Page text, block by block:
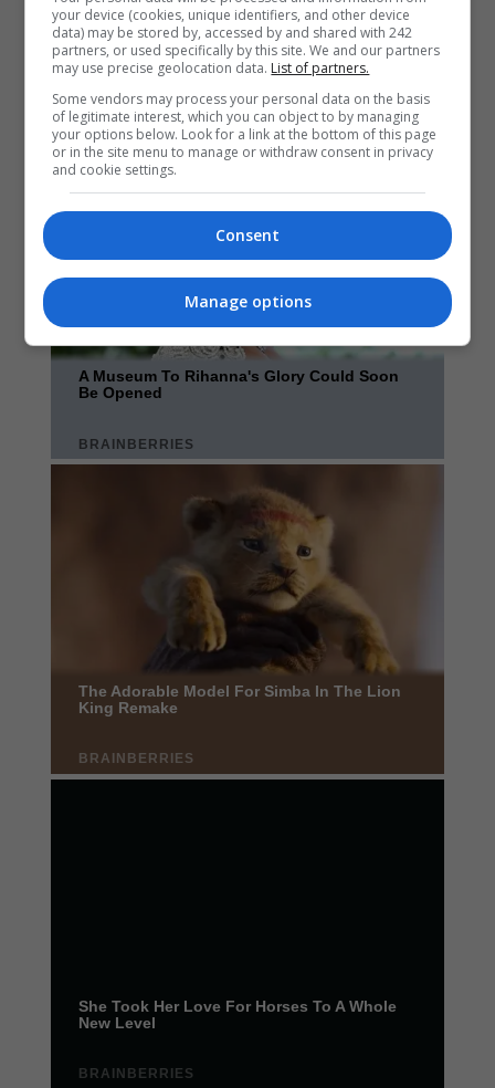
your device (cookies, unique identifiers, and other device
data) may be stored by, accessed by and shared with 242
partners, or used specifically by this site. We and our partners
may use precise geolocation data. List of partners.
Some vendors may process your personal data on the basis
of legitimate interest, which you can object to by managing
your options below. Look for a link at the bottom of this page
or in the site menu to manage or withdraw consent in privacy
and cookie settings.
Consent
Manage options